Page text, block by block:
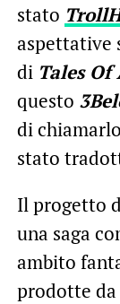
stato
aspettative
di Tales Of
questo
di chiamarlo
stato
Il progetto
una saga
ambito
prodotte da